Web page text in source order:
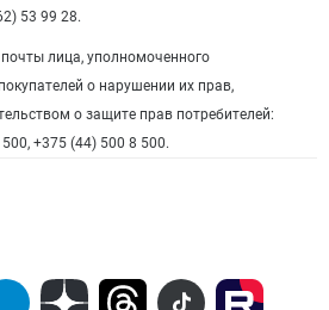
53 99 28.
лица, уполномоченного
о нарушении их прав,
о защите прав потребителей:
+375 (44) 500 8 500.